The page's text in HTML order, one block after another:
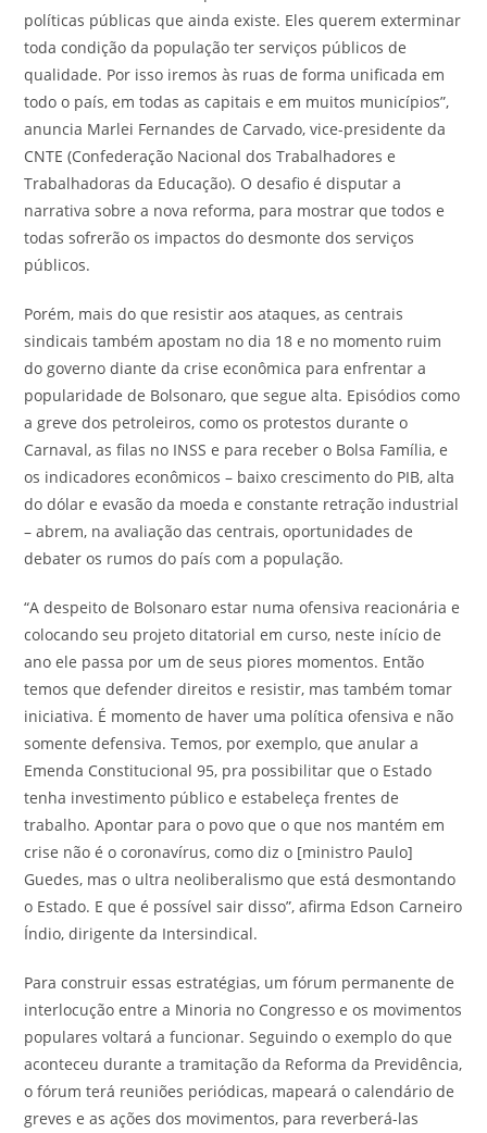
políticas públicas que ainda existe. Eles querem exterminar
toda condição da população ter serviços públicos de
qualidade. Por isso iremos às ruas de forma unificada em
todo o país, em todas as capitais e em muitos municípios”,
anuncia Marlei Fernandes de Carvado, vice-presidente da
CNTE (Confederação Nacional dos Trabalhadores e
Trabalhadoras da Educação). O desafio é disputar a
narrativa sobre a nova reforma, para mostrar que todos e
todas sofrerão os impactos do desmonte dos serviços
públicos.
Porém, mais do que resistir aos ataques, as centrais
sindicais também apostam no dia 18 e no momento ruim
do governo diante da crise econômica para enfrentar a
popularidade de Bolsonaro, que segue alta. Episódios como
a greve dos petroleiros, como os protestos durante o
Carnaval, as filas no INSS e para receber o Bolsa Família, e
os indicadores econômicos – baixo crescimento do PIB, alta
do dólar e evasão da moeda e constante retração industrial
– abrem, na avaliação das centrais, oportunidades de
debater os rumos do país com a população.
“A despeito de Bolsonaro estar numa ofensiva reacionária e
colocando seu projeto ditatorial em curso, neste início de
ano ele passa por um de seus piores momentos. Então
temos que defender direitos e resistir, mas também tomar
iniciativa. É momento de haver uma política ofensiva e não
somente defensiva. Temos, por exemplo, que anular a
Emenda Constitucional 95, pra possibilitar que o Estado
tenha investimento público e estabeleça frentes de
trabalho. Apontar para o povo que o que nos mantém em
crise não é o coronavírus, como diz o [ministro Paulo]
Guedes, mas o ultra neoliberalismo que está desmontando
o Estado. E que é possível sair disso”, afirma Edson Carneiro
Índio, dirigente da Intersindical.
Para construir essas estratégias, um fórum permanente de
interlocução entre a Minoria no Congresso e os movimentos
populares voltará a funcionar. Seguindo o exemplo do que
aconteceu durante a tramitação da Reforma da Previdência,
o fórum terá reuniões periódicas, mapeará o calendário de
greves e as ações dos movimentos, para reverberá-las